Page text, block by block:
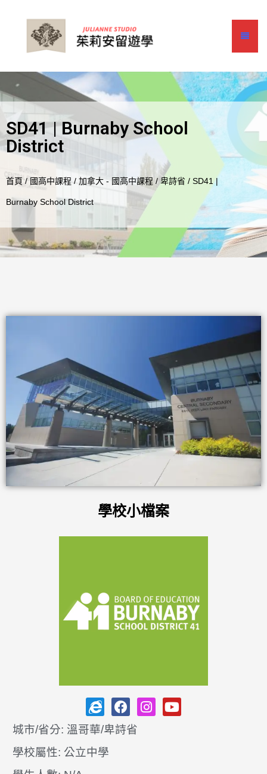
SD41 | Burnaby School
District
首頁 / 國高中課程 / 加拿大 - 國高中課程 / 卑詩省 / SD41 |
Burnaby School District
學校小檔案
城市/省分: 溫哥華/卑詩省
學校屬性: 公立中學